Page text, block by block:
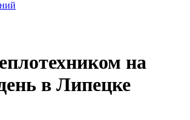
на
в Липецке